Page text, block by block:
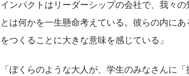
インパクトはリーダーシップの会社で、我々
とは何かを一生懸命考えている。彼らの内に
をつくることに大きな意味を感じている」
「ぼくらのような大人が、学生のみなさんに